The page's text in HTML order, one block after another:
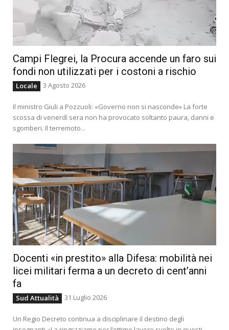
Campi Flegrei, la Procura accende un faro sui
fondi non utilizzati per i costoni a rischio
Locale 3 Agosto 2026
Il ministro Giuli a Pozzuoli: «Governo non si nasconde» La forte
scossa di venerdì sera non ha provocato soltanto paura, danni e
sgomberi. Il terremoto...
Docenti «in prestito» alla Difesa: mobilità nei
licei militari ferma a un decreto di cent’anni
fa
Sud Attualità 31 Luglio 2026
Un Regio Decreto continua a disciplinare il destino degli